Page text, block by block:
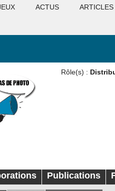
ACTUS ARTICLES
Rôle(s) :
Publications